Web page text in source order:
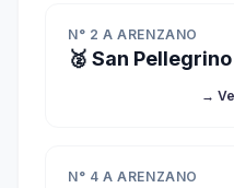
N° 2 A ARENZANO
🥈 San Pellegrino
→
N° 4 A ARENZANO